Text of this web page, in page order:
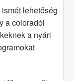
lehetőség
a coloradói
a nyári